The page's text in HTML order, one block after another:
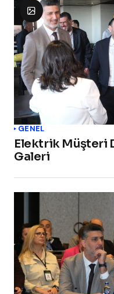
GENEL
Elektrik Müşteri
Galeri